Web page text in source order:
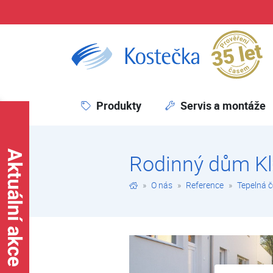
Produkty Servis a montáže
Rodinný dům
O nás Reference Tepelná